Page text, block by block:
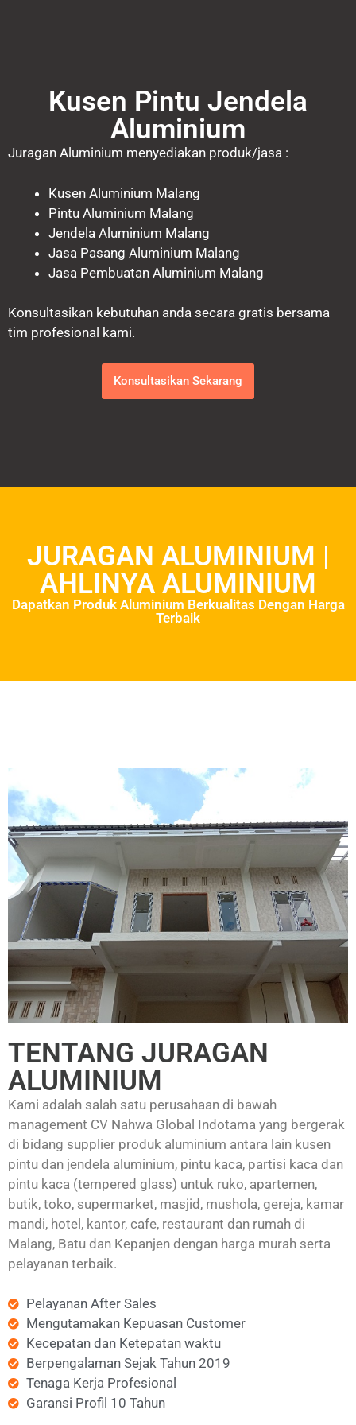
Kusen Pintu Jendela
Aluminium
Juragan Aluminium menyediakan produk/jasa :
Kusen Aluminium Malang
Pintu Aluminium Malang
Jendela Aluminium Malang
Jasa Pasang Aluminium Malang
Jasa Pembuatan Aluminium Malang
Konsultasikan kebutuhan anda secara gratis bersama
tim profesional kami.
Konsultasikan Sekarang
JURAGAN ALUMINIUM |
AHLINYA ALUMINIUM
Dapatkan Produk Aluminium Berkualitas Dengan Harga
Terbaik
TENTANG JURAGAN
ALUMINIUM
Kami adalah salah satu perusahaan di bawah
management CV Nahwa Global Indotama yang bergerak
di bidang supplier produk aluminium antara lain kusen
pintu dan jendela aluminium, pintu kaca, partisi kaca dan
pintu kaca (tempered glass) untuk ruko, apartemen,
butik, toko, supermarket, masjid, mushola, gereja, kamar
mandi, hotel, kantor, cafe, restaurant dan rumah di
Malang, Batu dan Kepanjen dengan harga murah serta
pelayanan terbaik.
Pelayanan After Sales
Mengutamakan Kepuasan Customer
Kecepatan dan Ketepatan waktu
Berpengalaman Sejak Tahun 2019
Tenaga Kerja Profesional
Garansi Profil 10 Tahun